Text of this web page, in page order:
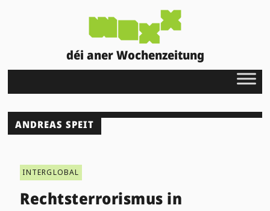
déi aner Wochenzeitung
ANDREAS SPEIT
INTERGLOBAL
Rechtsterrorismus in